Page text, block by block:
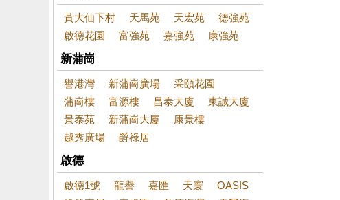
黃大仙下村 天馬苑 天宏苑
德強苑
啟德花園
富強苑 嘉強苑 康強苑
新蒲崗
譽港灣 新蒲崗廣場
采頤花園
蒲崗樓
富源樓 昌泰大廈
東誠大廈
景泰苑
新蒲崗大廈
康景樓
越秀廣場
爵祿居
啟德
啟德1號 龍譽 嘉匯 天寰
OASIS